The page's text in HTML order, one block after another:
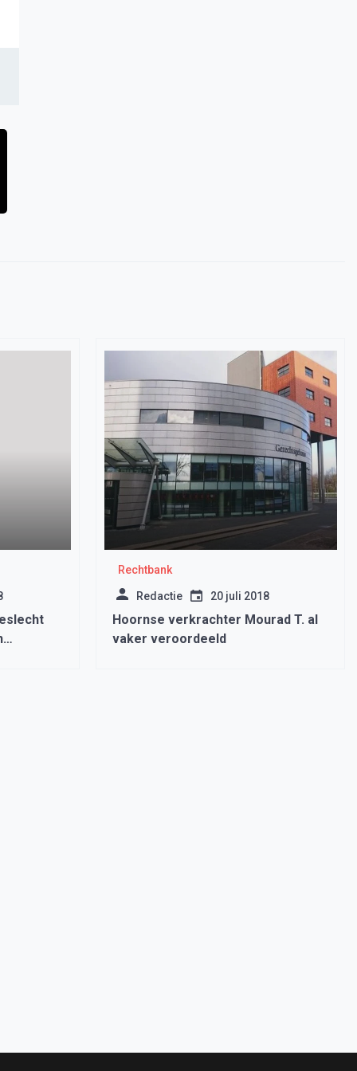
Rechtbank
Redactie 20 juli 2018
Hoornse verkrachter Mourad T. al
vaker veroordeeld